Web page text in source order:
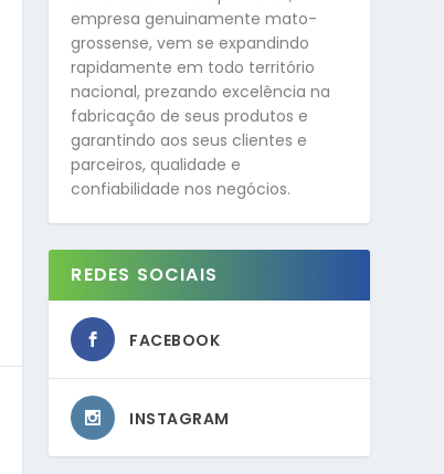
empresa genuinamente mato-
grossense, vem se expandindo
rapidamente em todo território
nacional, prezando excelência na
fabricação de seus produtos e
garantindo aos seus clientes e
parceiros, qualidade e
confiabilidade nos negócios.
REDES SOCIAIS
FACEBOOK
INSTAGRAM